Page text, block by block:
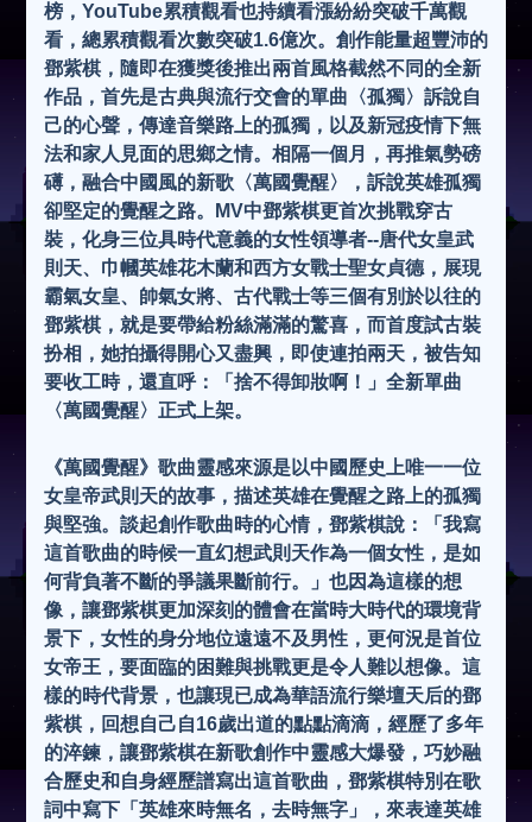
榜，YouTube累積觀看也持續看漲紛紛突破千萬觀
看，總累積觀看次數突破1.6億次。創作能量超豐沛的
鄧紫棋，隨即在獲獎後推出兩首風格截然不同的全新
作品，首先是古典與流行交會的單曲〈孤獨〉訴說自
己的心聲，傳達音樂路上的孤獨，以及新冠疫情下無
法和家人見面的思鄉之情。相隔一個月，再推氣勢磅
礡，融合中國風的新歌〈萬國覺醒〉，訴說英雄孤獨
卻堅定的覺醒之路。MV中鄧紫棋更首次挑戰穿古
裝，化身三位具時代意義的女性領導者--唐代女皇武
則天、巾幗英雄花木蘭和西方女戰士聖女貞德，展現
霸氣女皇、帥氣女將、古代戰士等三個有別於以往的
鄧紫棋，就是要帶給粉絲滿滿的驚喜，而首度試古裝
扮相，她拍攝得開心又盡興，即使連拍兩天，被告知
要收工時，還直呼：「捨不得卸妝啊！」全新單曲
〈萬國覺醒〉正式上架。
《萬國覺醒》歌曲靈感來源是以中國歷史上唯一一位
女皇帝武則天的故事，描述英雄在覺醒之路上的孤獨
與堅強。談起創作歌曲時的心情，鄧紫棋說：「我寫
這首歌曲的時候一直幻想武則天作為一個女性，是如
何背負著不斷的爭議果斷前行。」也因為這樣的想
像，讓鄧紫棋更加深刻的體會在當時大時代的環境背
景下，女性的身分地位遠遠不及男性，更何況是首位
女帝王，要面臨的困難與挑戰更是令人難以想像。這
樣的時代背景，也讓現已成為華語流行樂壇天后的鄧
紫棋，回想自己自16歲出道的點點滴滴，經歷了多年
的淬鍊，讓鄧紫棋在新歌創作中靈感大爆發，巧妙融
合歷史和自身經歷譜寫出這首歌曲，鄧紫棋特別在歌
詞中寫下「英雄來時無名，去時無字」，來表達英雄